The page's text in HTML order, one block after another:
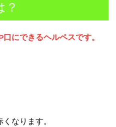
？
口にできるヘルペスです。
なります。